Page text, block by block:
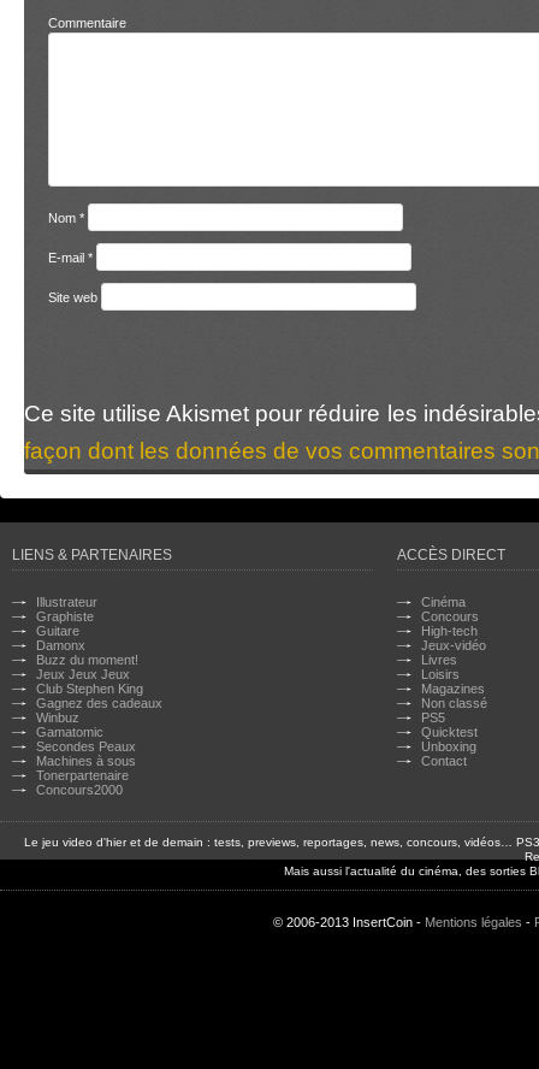
Nom *
E-mail *
Site web
Ce site utilise Akismet pour réduire les
façon dont les données de vos commentaires
LIENS & PARTENAIRES
Illustrateur
Graphiste
Guitare
Damonx
Buzz du moment!
Jeux Jeux Jeux
Club Stephen King
Gagnez des cadeaux
Winbuz
Gamatomic
Secondes Peaux
Machines à sous
Tonerpartenaire
Concours2000
ACCÈS DIRECT
Cinéma
Concours
High-tech
Jeux-vidéo
Livres
Loisirs
Magazines
Non classé
PS5
Quicktest
Unboxing
Contact
Le jeu video d'hier et de demain : tests, previews, reportages, news, concours, vidéos…
Mais aussi l'actualité du cinéma, des sorties
© 2006-2013 InsertCoin - Mentions légales -